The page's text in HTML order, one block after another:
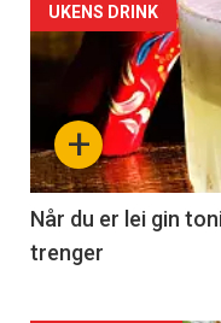
+
UKENS DRINK
Når du er lei gin
trenger